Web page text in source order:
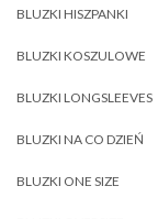
BLUZKI HISZPANKI
BLUZKI KOSZULOWE
BLUZKI LONGSLEEVES
BLUZKI NA CO DZIEŃ
BLUZKI ONE SIZE